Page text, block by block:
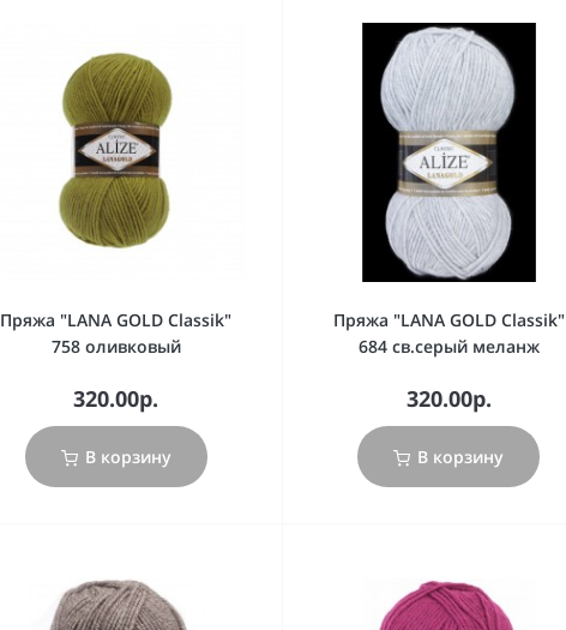
Пряжа "LANA GOLD Classik"
758 оливковый
320.00р.
В корзину
Пряжа "LANA GOLD Classik"
684 св.серый меланж
320.00р.
В корзину